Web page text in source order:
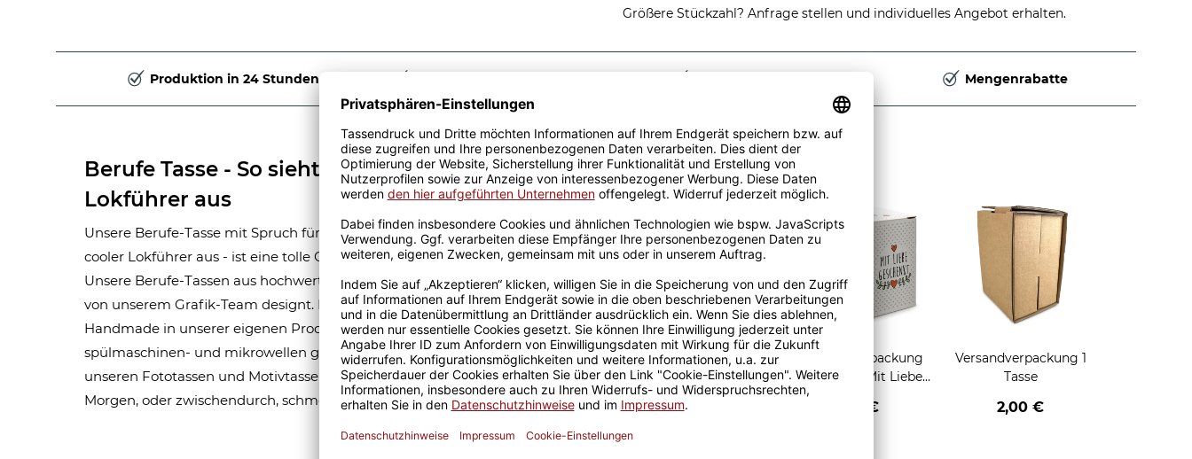
Größere Stückzahl? Anfrage stellen und individuelles Angebot erhalten.
Produktion in 24 Stunden Mengenrabatte
Berufe Tasse - So sieht ein richtig cooler
Lokführer aus
Unsere Berufe-Tasse mit Spruch für Männer-Berufe - So sieht ein richtig
cooler Lokführer aus - ist eine tolle Geschenkidee, egal zu welchem Anlass.
Unsere Berufe-Tassen aus hochwertiger Keramik wurden mit viel Liebe
von unserem Grafik-Team designt. Mit viel Erfahrung werden sie
Handmade in unserer eigenen Produktion bedruckt. Die Kaffeebecher sind
spülmaschinen- und mikrowellen geeignet. Somit ist eine lange Freude an
unseren Fototassen und Motivtassen garantiert und der Kaffee am
Morgen, oder zwischendurch, schmeckt gleich nochmal so gut.
Passende Verpackungen
Geschenkverpackung 1
Tasse mit Fenster
2,50 €
Geschenkverpackung
für Tassen - Mit Liebe
2,95 €
Versandverpackung 1
Tasse
2,00 €
Grußkarten zum Verschenken